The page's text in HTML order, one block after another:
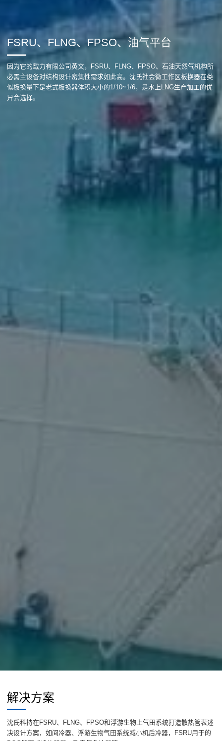
FSRU、FLNG、FPSO、油气平台
因为它的载力有限公司英文，FSRU、FLNG、FPSO、石油天然气机构所
必需主设备对结构设计密集性需求如此高。沈氏社会微工作区板换器在类
似板换量下是老式板换器体积大小的1/10~1/6，是水上LNG生产加工的优
异会选择。
解决方案
沈氏科持在FSRU、FLNG、FPSO和浮游生物上气田系统打造散热管表述
决设计方案，如间冷器、浮游生物气田系统减小机后冷器，FSRU用于的